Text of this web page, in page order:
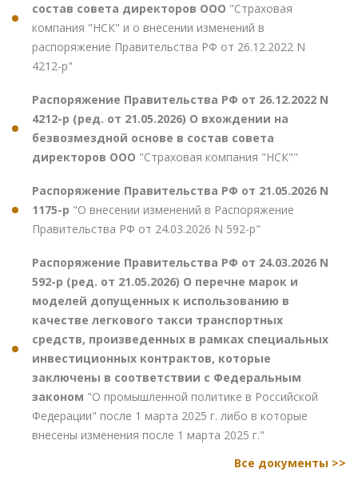
состав совета директоров ООО "Страховая
компания "НСК" и о внесении изменений в
распоряжение Правительства РФ от 26.12.2022 N
4212-р"
Распоряжение Правительства РФ от 26.12.2022 N
4212-р (ред. от 21.05.2026) О вхождении на
безвозмездной основе в состав совета
директоров ООО "Страховая компания "НСК""
Распоряжение Правительства РФ от 21.05.2026 N
1175-р "О внесении изменений в Распоряжение
Правительства РФ от 24.03.2026 N 592-р"
Распоряжение Правительства РФ от 24.03.2026 N
592-р (ред. от 21.05.2026) О перечне марок и
моделей допущенных к использованию в
качестве легкового такси транспортных
средств, произведенных в рамках специальных
инвестиционных контрактов, которые
заключены в соответствии с Федеральным
законом "О промышленной политике в Российской
Федерации" после 1 марта 2025 г. либо в которые
внесены изменения после 1 марта 2025 г."
Все документы >>